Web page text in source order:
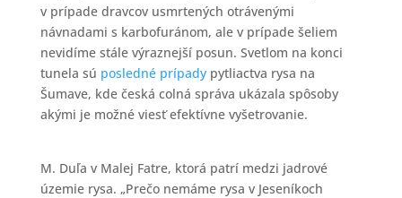
v prípade dravcov usmrtených otrávenými
návnadami s karbofuránom, ale v prípade šeliem
nevidíme stále výraznejší posun. Svetlom na konci
tunela sú posledné prípadypytliactva rysa na
Šumave, kde česká colná správa ukázala spôsoby
akými je možné viesť efektívne vyšetrovanie.
M. Duľa v Malej Fatre, ktorá patrí medzi jadrové
územie rysa. „Prečo nemáme rysa v Jeseníkoch